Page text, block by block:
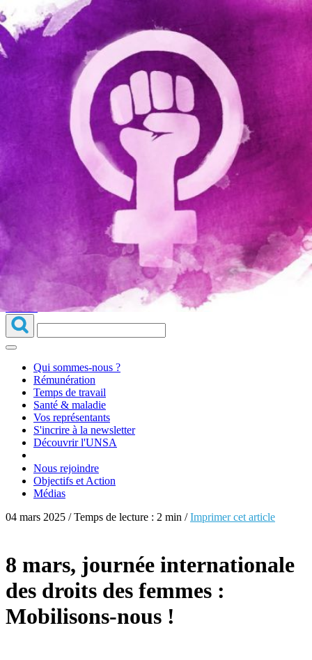
Qui sommes-
S'inscrire à la
newsletter
Découvrir
l'UNSA
Rémunération
Temps de travail
Santé & maladie
Vos représentants
Nous rejoindre
Objectifs et Action
Médias
Qui sommes-nous ?
Rémunération
Temps de travail
Santé & maladie
Vos représentants
S'incrire à la newsletter
Découvrir l'UNSA
Nous rejoindre
Objectifs et Action
Médias
04 mars 2025 / Temps de lecture : 2 min /Imprimer cet article
8 mars, journée internationale
des droits des femmes :
Mobilisons-nous !